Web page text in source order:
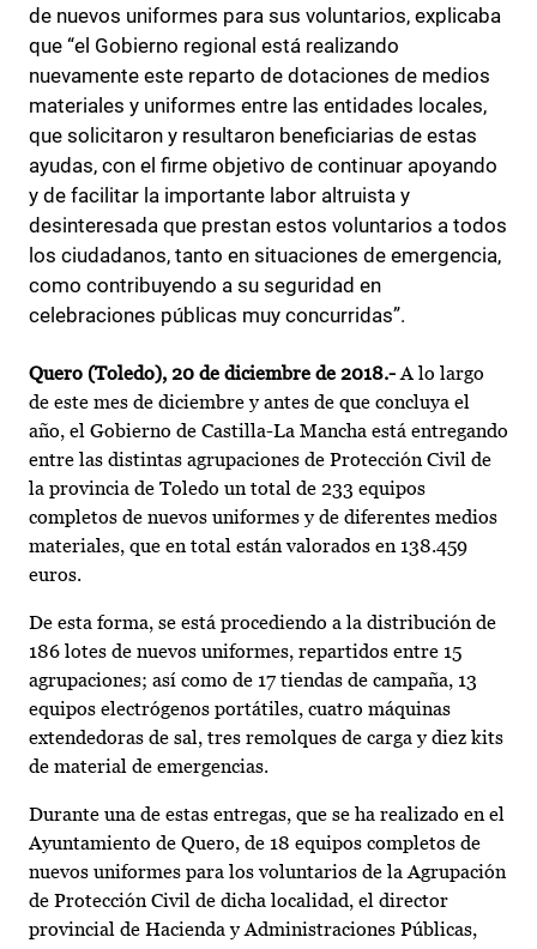
de nuevos uniformes para sus voluntarios, explicaba
que “el Gobierno regional está realizando
nuevamente este reparto de dotaciones de medios
materiales y uniformes entre las entidades locales,
que solicitaron y resultaron beneficiarias de estas
ayudas, con el firme objetivo de continuar apoyando
y de facilitar la importante labor altruista y
desinteresada que prestan estos voluntarios a todos
los ciudadanos, tanto en situaciones de emergencia,
como contribuyendo a su seguridad en
celebraciones públicas muy concurridas”.
Quero (Toledo), 20 de diciembre de 2018.-A lo largo
de este mes de diciembre y antes de que concluya el
año, el Gobierno de Castilla-La Mancha está entregando
entre las distintas agrupaciones de Protección Civil de
la provincia de Toledo un total de 233 equipos
completos de nuevos uniformes y de diferentes medios
materiales, que en total están valorados en 138.459
euros.
De esta forma, se está procediendo a la distribución de
186 lotes de nuevos uniformes, repartidos entre 15
agrupaciones; así como de 17 tiendas de campaña, 13
equipos electrógenos portátiles, cuatro máquinas
extendedoras de sal, tres remolques de carga y diez kits
de material de emergencias.
Durante una de estas entregas, que se ha realizado en el
Ayuntamiento de Quero, de 18 equipos completos de
nuevos uniformes para los voluntarios de la Agrupación
de Protección Civil de dicha localidad, el director
provincial de Hacienda y Administraciones Públicas,